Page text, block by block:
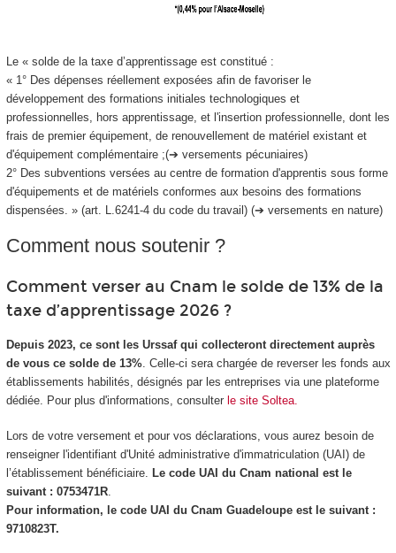
Le « solde de la taxe d’apprentissage est constitué :
« 1° Des dépenses réellement exposées afin de favoriser le
développement des formations initiales technologiques et
professionnelles, hors apprentissage, et l'insertion professionnelle, dont les
frais de premier équipement, de renouvellement de matériel existant et
d'équipement complémentaire ;(➔ versements pécuniaires)
2° Des subventions versées au centre de formation d'apprentis sous forme
d'équipements et de matériels conformes aux besoins des formations
dispensées. » (art. L.6241-4 du code du travail) (➔ versements en nature)
Comment nous soutenir ?
Comment verser au Cnam le solde de 13% de la
taxe d’apprentissage 2026 ?
Depuis 2023, ce sont les Urssaf qui collecteront directement auprès
de vous ce solde de 13%. Celle-ci sera chargée de reverser les fonds aux
établissements habilités, désignés par les entreprises via une plateforme
dédiée. Pour plus d'informations, consulter le site Soltea.
Lors de votre versement et pour vos déclarations, vous aurez besoin de
renseigner l'identifiant d'Unité administrative d'immatriculation (UAI) de
l’établissement bénéficiaire. Le code UAI du Cnam national est le
suivant : 0753471R.
Pour information, le code UAI du Cnam Guadeloupe est le suivant :
9710823T.